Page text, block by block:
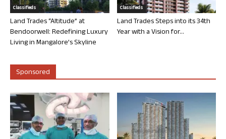
Classifieds
Land Trades “Altitude” at
Bendoorwell: Redefining Luxury
Living in Mangalore’s Skyline
Classifieds
Land Trades Steps into its 34th
Year with a Vision for...
Sponsored